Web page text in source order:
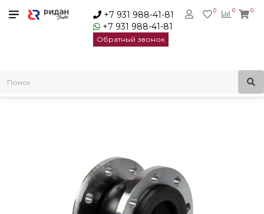
+7 931 988-41-81
+7 931 988-41-81
Обратный звонок
0
0 0
Трубопроводная арматура